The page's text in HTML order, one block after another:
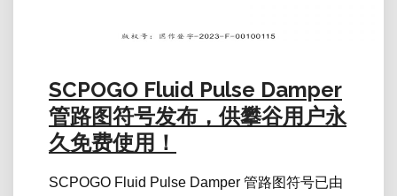
SCPOGO Fluid Pulse Damper
管路图符号发布，供攀谷用户永
久免费使用！
SCPOGO Fluid Pulse Damper 管路图符号已由